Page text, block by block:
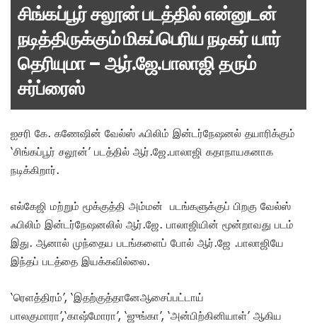
சிங்கப்பூர் சலூன் படத்தில் என்னுடன்
நடித்திருக்கும் மிகப்பெரிய நடிகர் யார்
தெரியுமா – ஆர்.ஜே.பாலாஜி தரும்
சர்ப்ரைஸ்
ஐசரி கே. கணேஷின் வேல்ஸ் ஃபிலிம் இன்டர்நேஷனல் தயாரிக்கும்
‘சிங்கப்பூர் சலூன்’ படத்தில் ஆர்.ஜே.பாலாஜி கதாநாயகனாக
நடிக்கிறார்.
எல்கேஜி மற்றும் மூக்குத்தி அம்மன் படங்களுக்குப் பிறகு வேல்ஸ்
ஃபிலிம் இன்டர்நேஷனலில் ஆர்.ஜே. பாலாஜியின் மூன்றாவது படம்
இது. ஆனால் முந்தைய படங்களைப் போல் ஆர்.ஜே .பாலாஜியே
இந்தப் படத்தை இயக்கவில்லை.
‘ரெளத்திரம்’, ‘இதற்குத்தானேஆசைப்பட்டாய்
பாலகுமாரா’,‘காஷ்மோரா’, ‘ஜுங்கா’, ‘அன்பிற்கினியாள்’ ஆகிய